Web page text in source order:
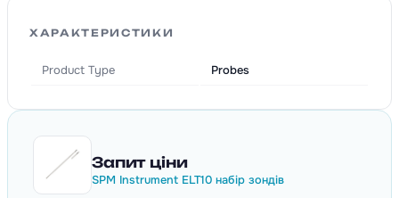
ХАРАКТЕРИСТИКИ
Product Type Probes
Запит ціни
SPM Instrument ELT10 набір зондів